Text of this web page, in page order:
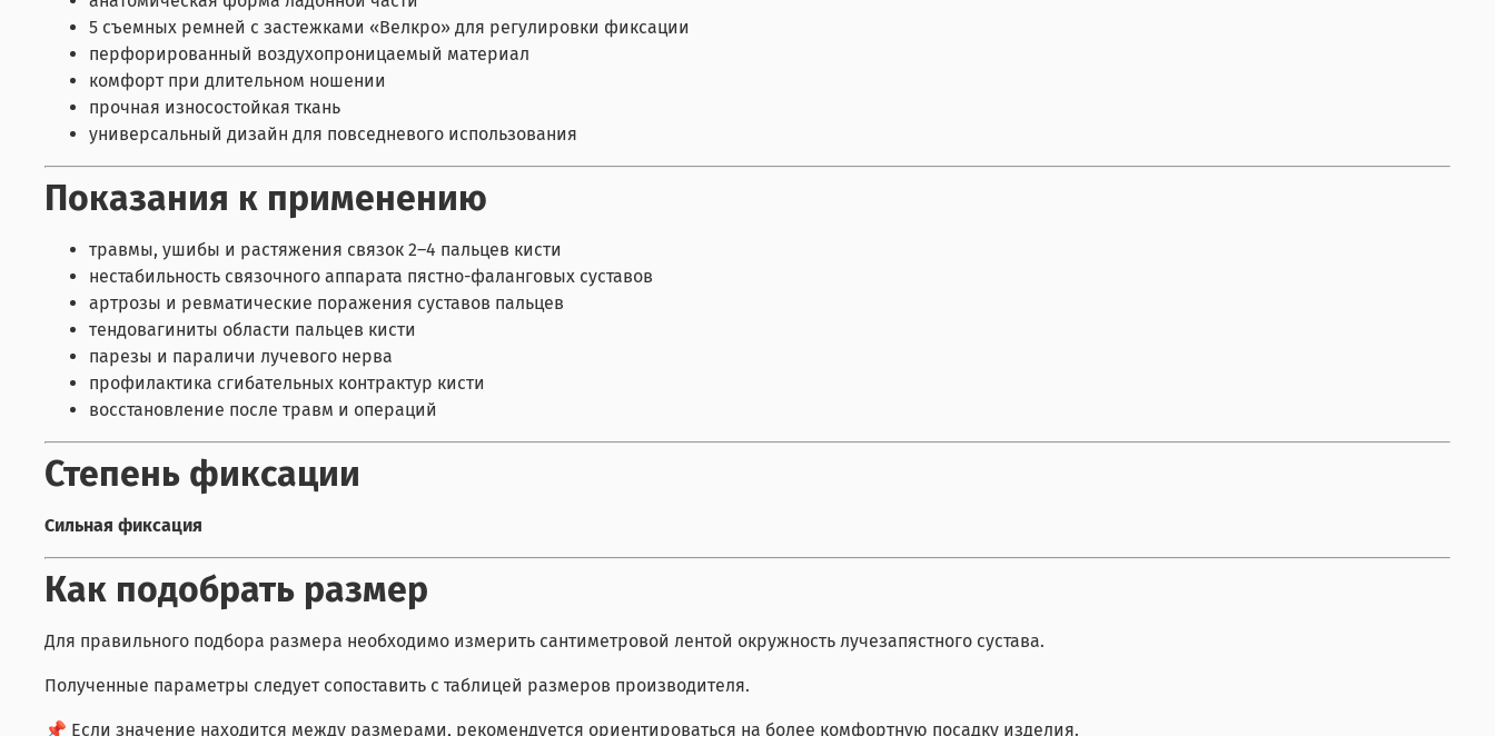
5 съемных ремней с застежками «Велкро» для регулировки фиксации
перфорированный воздухопроницаемый материал
комфорт при длительном ношении
прочная износостойкая ткань
универсальный дизайн для повседневого использования
Показания к применению
травмы, ушибы и растяжения связок 2–4 пальцев кисти
нестабильность связочного аппарата пястно-фаланговых суставов
артрозы и ревматические поражения суставов пальцев
тендовагиниты области пальцев кисти
парезы и параличи лучевого нерва
профилактика сгибательных контрактур кисти
восстановление после травм и операций
Степень фиксации
Сильная фиксация
Как подобрать размер
Для правильного подбора размера необходимо измерить сантиметровой лентой окружность лучезапястного сустава.
Полученные параметры следует сопоставить с таблицей размеров производителя.
📌 Если значение находится между размерами, рекомендуется ориентироваться на более комфортную посадку изделия.